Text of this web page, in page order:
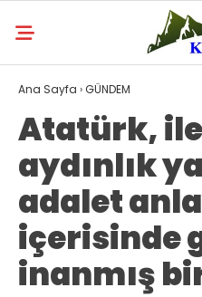
Ana Sayfa ›GÜNDEM
Atatürk,
aydınlık
adalet
içerisinde
inanmış